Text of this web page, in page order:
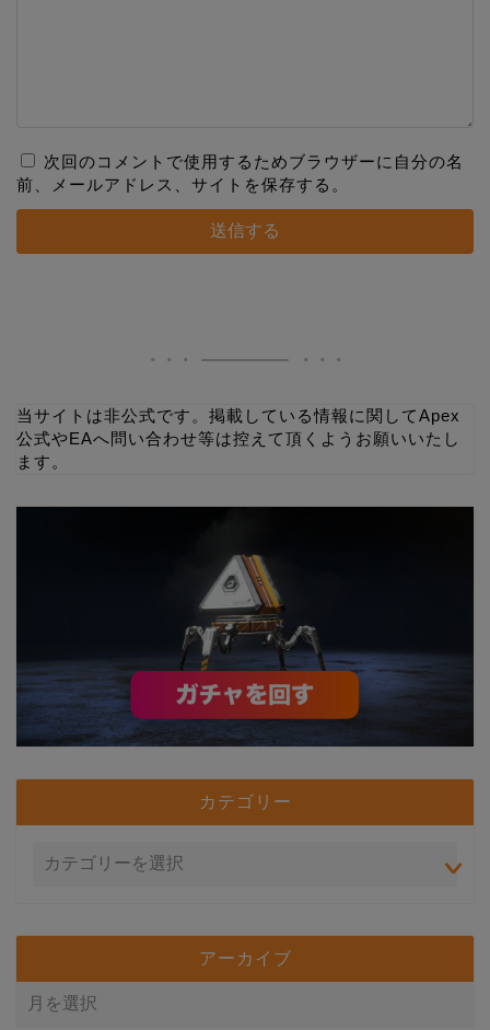
次回のコメントで使用するためブラウザーに自分の名
前、メールアドレス、サイトを保存する。
当サイトは非公式です。掲載している情報に関してApex
公式やEAへ問い合わせ等は控えて頂くようお願いいたし
ます。
カテゴリー
アーカイブ